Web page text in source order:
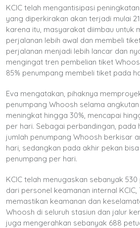
KCIC telah mengantisipasi
yang diperkirakan akan terjadi mulai
karena itu, masyarakat diimbau untuk
perjalanan lebih awal dan membeli
perjalanan menjadi lebih lancar dan
mengingat tren pembelian tiket
85% penumpang membeli tiket pada
Eva mengatakan, pihaknya
penumpang Whoosh selama
meningkat hingga 30%, mencapai
per hari. Sebagai perbandingan, pada
jumlah penumpang Whoosh berkisar
hari, sedangkan pada akhir pekan
penumpang per hari.
KCIC telah menugaskan sebanyak
dari personel keamanan internal KCIC,
memastikan keamanan dan
Whoosh di seluruh stasiun dan jalur
juga mengerahkan sebanyak 688